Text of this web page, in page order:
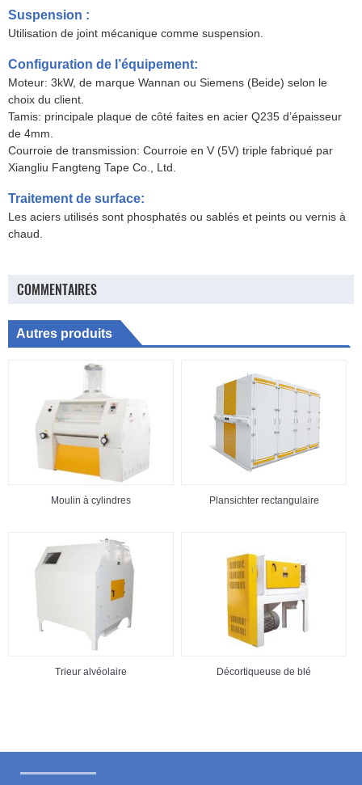
Suspension :
Utilisation de joint mécanique comme suspension.
Configuration de l’équipement:
Moteur: 3kW, de marque Wannan ou Siemens (Beide) selon le
choix du client.
Tamis: principale plaque de côté faites en acier Q235 d’épaisseur
de 4mm.
Courroie de transmission: Courroie en V (5V) triple fabriqué par
Xiangliu Fangteng Tape Co., Ltd.
Traitement de surface:
Les aciers utilisés sont phosphatés ou sablés et peints ou vernis à
chaud.
COMMENTAIRES
Autres produits
Moulin à cylindres Plansichter rectangulaire
Trieur alvéolaire Décortiqueuse de blé